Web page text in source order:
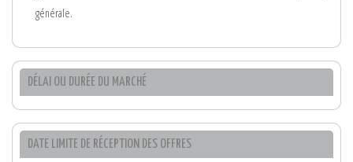
générale.
DÉLAI OU DURÉE DU MARCHÉ
DATE LIMITE DE RÉCEPTION DES OFFRES